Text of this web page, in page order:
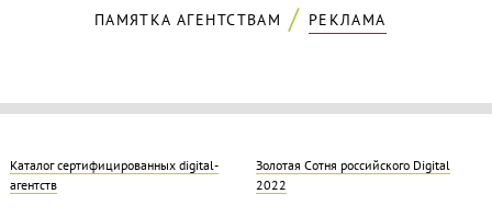
ПАМЯТКА АГЕНТСТВАМ
РЕКЛАМА
Каталог сертифицированных digital-
агентств
Золотая Cотня российского Digital
2022